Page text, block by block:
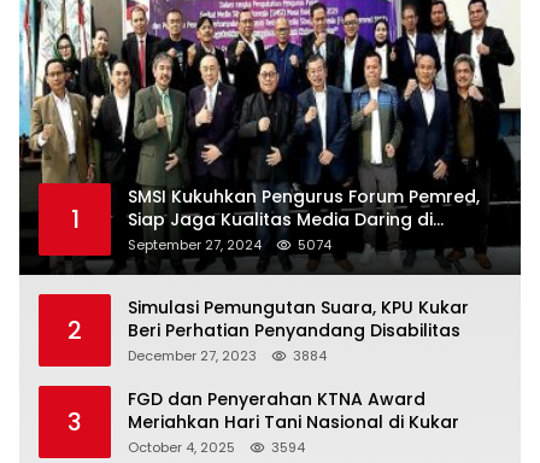
1
SMSI Kukuhkan Pengurus Forum Pemred,
Siap Jaga Kualitas Media Daring di
Indonesia
September 27, 2024 5074
2
Simulasi Pemungutan Suara, KPU Kukar
Beri Perhatian Penyandang Disabilitas
December 27, 2023 3884
3
FGD dan Penyerahan KTNA Award
Meriahkan Hari Tani Nasional di Kukar
October 4, 2025 3594